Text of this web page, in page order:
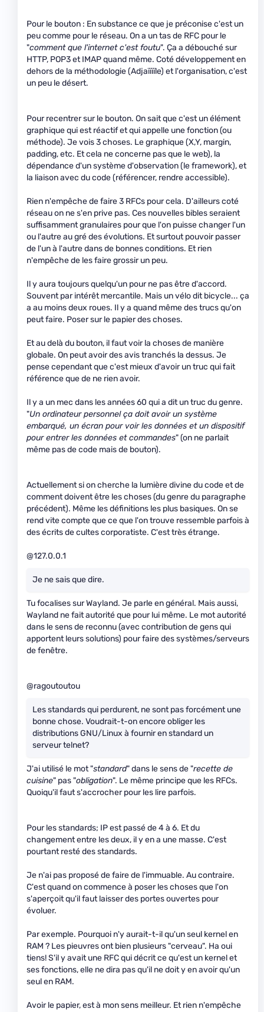
Pour le bouton : En substance ce que je préconise c'est un
peu comme pour le réseau. On a un tas de RFC pour le
"comment que l'internet c'est foutu". Ça a débouché sur
HTTP, POP3 et IMAP quand même. Coté développement en
dehors de la méthodologie (Adjaïïïïle) et l'organisation, c'est
un peu le désert.
Pour recentrer sur le bouton. On sait que c'est un élément
graphique qui est réactif et qui appelle une fonction (ou
méthode). Je vois 3 choses. Le graphique (X,Y, margin,
padding, etc. Et cela ne concerne pas que le web), la
dépendance d'un système d'observation (le framework), et
la liaison avec du code (référencer, rendre accessible).
Rien n'empêche de faire 3 RFCs pour cela. D'ailleurs coté
réseau on ne s'en prive pas. Ces nouvelles bibles seraient
suffisamment granulaires pour que l'on puisse changer l'un
ou l'autre au gré des évolutions. Et surtout pouvoir passer
de l'un à l'autre dans de bonnes conditions. Et rien
n'empêche de les faire grossir un peu.
Il y aura toujours quelqu'un pour ne pas être d'accord.
Souvent par intérêt mercantile. Mais un vélo dit bicycle... ça
a au moins deux roues. Il y a quand même des trucs qu'on
peut faire. Poser sur le papier des choses.
Et au delà du bouton, il faut voir la choses de manière
globale. On peut avoir des avis tranchés la dessus. Je
pense cependant que c'est mieux d'avoir un truc qui fait
référence que de ne rien avoir.
Il y a un mec dans les années 60 qui a dit un truc du genre.
"Un ordinateur personnel ça doit avoir un système
embarqué, un écran pour voir les données et un dispositif
pour entrer les données et commandes" (on ne parlait
même pas de code mais de bouton).
Actuellement si on cherche la lumière divine du code et de
comment doivent être les choses (du genre du paragraphe
précédent). Même les définitions les plus basiques. On se
rend vite compte que ce que l'on trouve ressemble parfois à
des écrits de cultes corporatiste. C'est très étrange.
@127.0.0.1
Je ne sais que dire.
Tu focalises sur Wayland. Je parle en général. Mais aussi,
Wayland ne fait autorité que pour lui même. Le mot autorité
dans le sens de reconnu (avec contribution de gens qui
apportent leurs solutions) pour faire des systèmes/serveurs
de fenêtre.
@ragoutoutou
Les standards qui perdurent, ne sont pas forcément une
bonne chose. Voudrait-t-on encore obliger les
distributions GNU/Linux à fournir en standard un
serveur telnet?
J'ai utilisé le mot "standard" dans le sens de "recette de
cuisine" pas "obligation". Le même principe que les RFCs.
Quoiqu'il faut s'accrocher pour les lire parfois.
Pour les standards; IP est passé de 4 à 6. Et du
changement entre les deux, il y en a une masse. C'est
pourtant resté des standards.
Je n'ai pas proposé de faire de l'immuable. Au contraire.
C'est quand on commence à poser les choses que l'on
s'aperçoit qu'il faut laisser des portes ouvertes pour
évoluer.
Par exemple. Pourquoi n'y aurait-t-il qu'un seul kernel en
RAM ? Les pieuvres ont bien plusieurs "cerveau". Ha oui
tiens! S'il y avait une RFC qui décrit ce qu'est un kernel et
ses fonctions, elle ne dira pas qu'il ne doit y en avoir qu'un
seul en RAM.
Avoir le papier, est à mon sens meilleur. Et rien n'empêche